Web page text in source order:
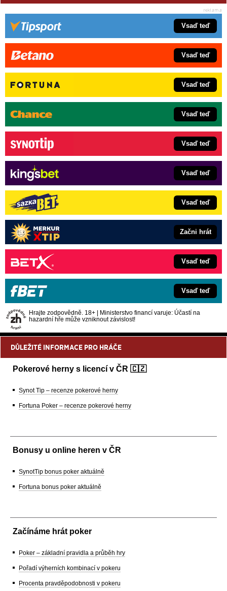
Vsaď teď
Vsaď teď
Vsaď teď
Vsaď teď
Vsaď teď
Vsaď teď
Vsaď teď
Začni hrát
Vsaď teď
Vsaď teď
Hrajte zodpovědně. 18+ | Ministerstvo financí varuje: Účastí na
hazardní hře může vzniknout závislost!
DŮLEŽITÉ INFORMACE PRO HRÁČE
Pokerové herny s licencí v ČR 🇨🇿
Synot Tip – recenze pokerové herny
Fortuna Poker – recenze pokerové herny
Bonusy u online heren v ČR
SynotTip bonus poker aktuálně
Fortuna bonus poker aktuálně
Začínáme hrát poker
Poker – základní pravidla a průběh hry
Pořadí výherních kombinací v pokeru
Procenta pravděpodobnosti v pokeru